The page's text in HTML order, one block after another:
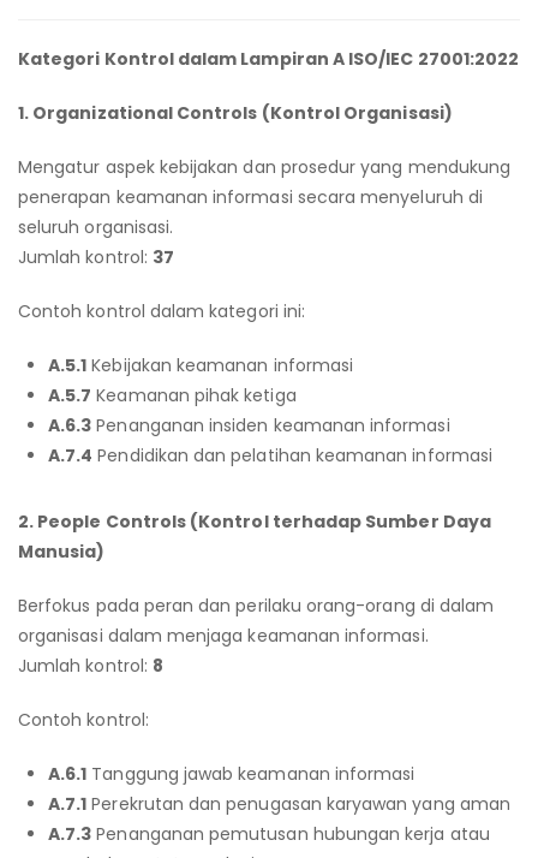
Kategori Kontrol dalam Lampiran A ISO/IEC 27001:2022
1. Organizational Controls (Kontrol Organisasi)
Mengatur aspek kebijakan dan prosedur yang mendukung
penerapan keamanan informasi secara menyeluruh di
seluruh organisasi.
Jumlah kontrol: 37
Contoh kontrol dalam kategori ini:
A.5.1 Kebijakan keamanan informasi
A.5.7 Keamanan pihak ketiga
A.6.3 Penanganan insiden keamanan informasi
A.7.4 Pendidikan dan pelatihan keamanan informasi
2. People Controls (Kontrol terhadap Sumber Daya
Manusia)
Berfokus pada peran dan perilaku orang-orang di dalam
organisasi dalam menjaga keamanan informasi.
Jumlah kontrol: 8
Contoh kontrol:
A.6.1 Tanggung jawab keamanan informasi
A.7.1 Perekrutan dan penugasan karyawan yang aman
A.7.3 Penanganan pemutusan hubungan kerja atau